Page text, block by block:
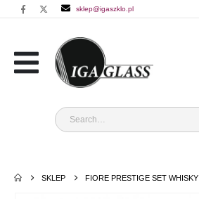
sklep@igaszklo.pl
SKLEP FIORE PRESTIGE SET